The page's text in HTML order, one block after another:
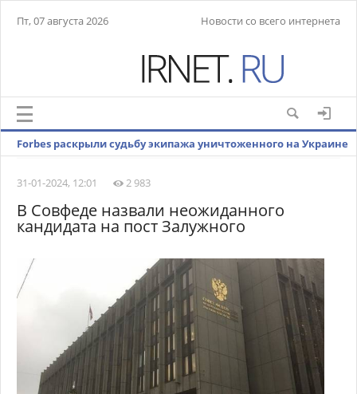
Пт, 07 августа 2026 Новости со всего интернета
Forbes раскрыли судьбу экипажа уничтоженного на Украине
31-01-2024, 12:01
2 983
В Совфеде назвали неожиданного
кандидата на пост Залужного